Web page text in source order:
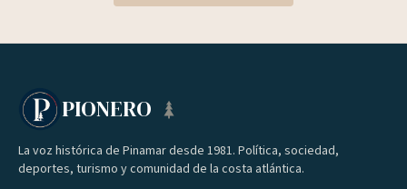
PIONERO
La voz histórica de Pinamar desde 1981. Política, sociedad,
deportes, turismo y comunidad de la costa atlántica.